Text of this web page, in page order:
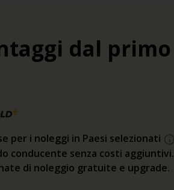
dal primo
per i noleggi in Paesi selezionati
conducente senza costi aggiuntivi.
di noleggio gratuite e upgrade.